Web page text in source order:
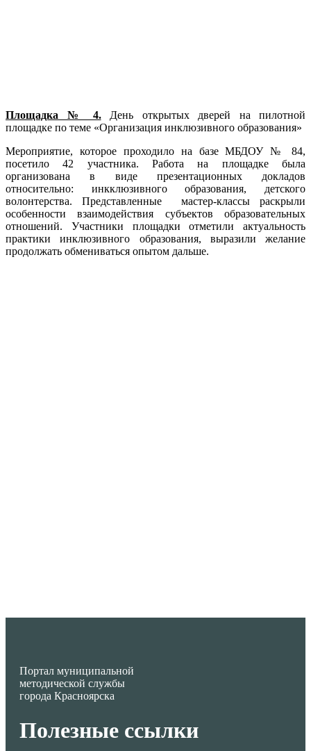
Площадка № 4.
День открытых дверей на пилотной
площадке по теме «Организация инклюзивного образования»
Мероприятие, которое проходило на базе МБДОУ № 84,
посетило 42 участника. Работа на площадке была
организована в виде презентационных докладов
относительно: инкклюзивного образования, детского
волонтерства. Представленные мастер-классы раскрыли
особенности взаимодействия субъектов образовательных
отношений. Участники площадки отметили актуальность
практики инклюзивного образования, выразили желание
продолжать обмениваться опытом дальше.
Портал муниципальной
методической службы
города Красноярска
Полезные ссылки